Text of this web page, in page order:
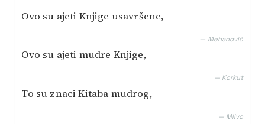
Ovo su ajeti Knjige usavršene,
— Mehanović
Ovo su ajeti mudre Knjige,
— Korkut
To su znaci Kitaba mudrog,
— Mlivo